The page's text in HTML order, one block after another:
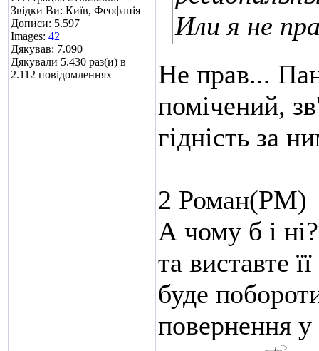
Звідки Ви: Київ, Феофанія
Дописи: 5.597
Images: 42
Дякував: 7.090
Дякували 5.430 раз(и) в
2.112 повідомленнях
Или я не
Не прав...
помічений,
гідність за
2 Роман(РМ)
А чому б і
та виставте
буде
повернення